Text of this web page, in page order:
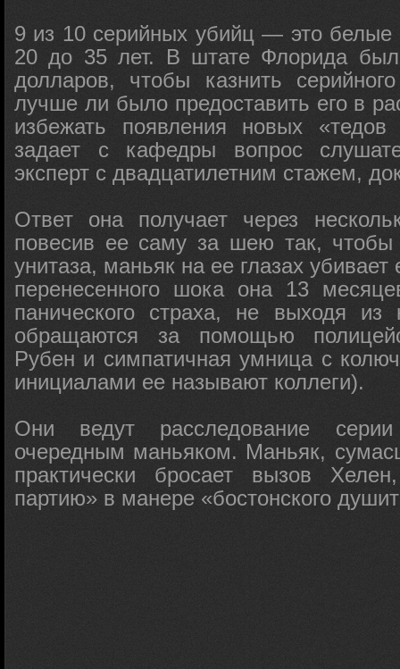
9 из 10 серийных убийц — это белые
20 до 35 лет. В штате Флорида
долларов, чтобы казнить
лучше ли было предоставить его в
избежать появления новых
задает с кафедры вопрос
эксперт с двадцатилетним стажем,
Ответ она получает через
повесив ее саму за шею так, чтобы
унитаза, маньяк на ее глазах убивает
перенесенного шока она 13
панического страха, не выходя
обращаются за помощью
Рубен и симпатичная умница с
инициалами ее называют коллеги).
Они ведут расследование
очередным маньяком. Маньяк,
практически бросает вызов
партию» в манере «бостонского